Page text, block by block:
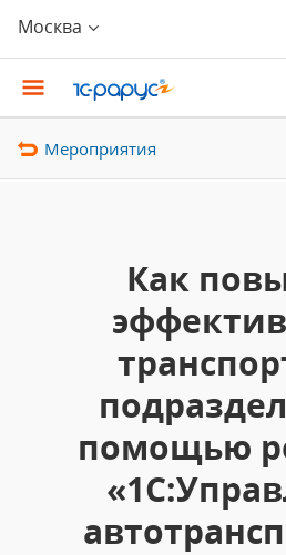
Москва
Мероприятия
Как
помощью